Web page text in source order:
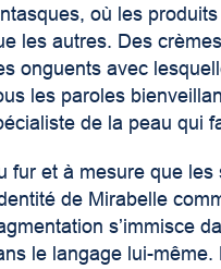
où les
les autres. Des
onguents avec
les paroles
de la peau qui
fur et à mesure que
de Mirabelle
s’immisce
le langage lui-